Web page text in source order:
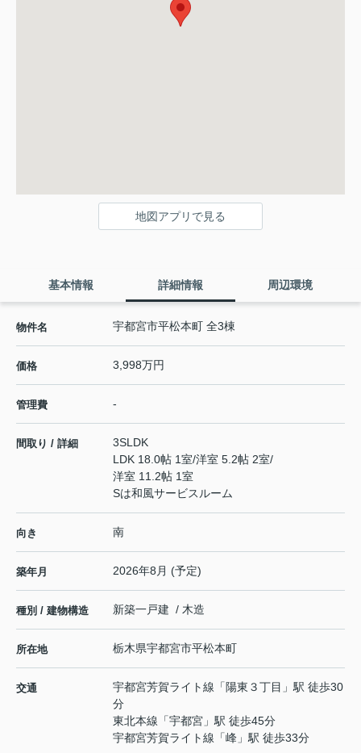
地図アプリで見る
基本情報 詳細情報 周辺環境
物件名 宇都宮市平松本町 全3棟
価格 3,998万円
管理費 -
間取り / 詳細
3SLDK
LDK 18.0帖 1室/洋室 5.2帖 2室/
洋室 11.2帖 1室
Sは和風サービスルーム
向き 南
築年月 2026年8月 (予定)
種別 / 建物構造 新築一戸建 / 木造
所在地 栃木県宇都宮市平松本町
交通 宇都宮芳賀ライト線 「陽東３丁目 」駅 徒歩30
分
東北本線 「宇都宮 」駅 徒歩45分
宇都宮芳賀ライト線 「峰 」駅 徒歩33分